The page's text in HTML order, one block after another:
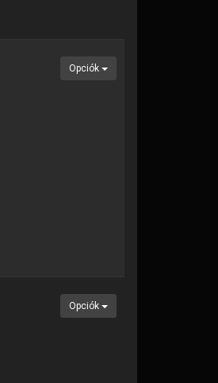
Opciók
Opciók